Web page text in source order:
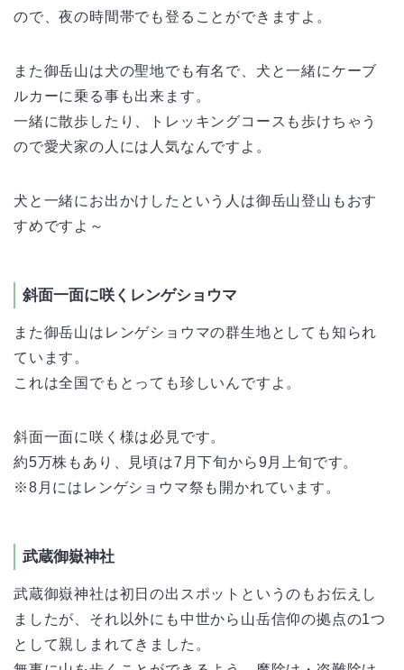
ので、夜の時間帯でも登ることができますよ。
また御岳山は犬の聖地でも有名で、犬と一緒にケーブ
ルカーに乗る事も出来ます。
一緒に散歩したり、トレッキングコースも歩けちゃう
ので愛犬家の人には人気なんですよ。
犬と一緒にお出かけしたという人は御岳山登山もおす
すめですよ～
斜面一面に咲くレンゲショウマ
また御岳山はレンゲショウマの群生地としても知られ
ています。
これは全国でもとっても珍しいんですよ。
斜面一面に咲く様は必見です。
約5万株もあり、見頃は7月下旬から9月上旬です。
※8月にはレンゲショウマ祭も開かれています。
武蔵御嶽神社
武蔵御嶽神社は初日の出スポットというのもお伝えし
ましたが、それ以外にも中世から山岳信仰の拠点の1つ
として親しまれてきました。